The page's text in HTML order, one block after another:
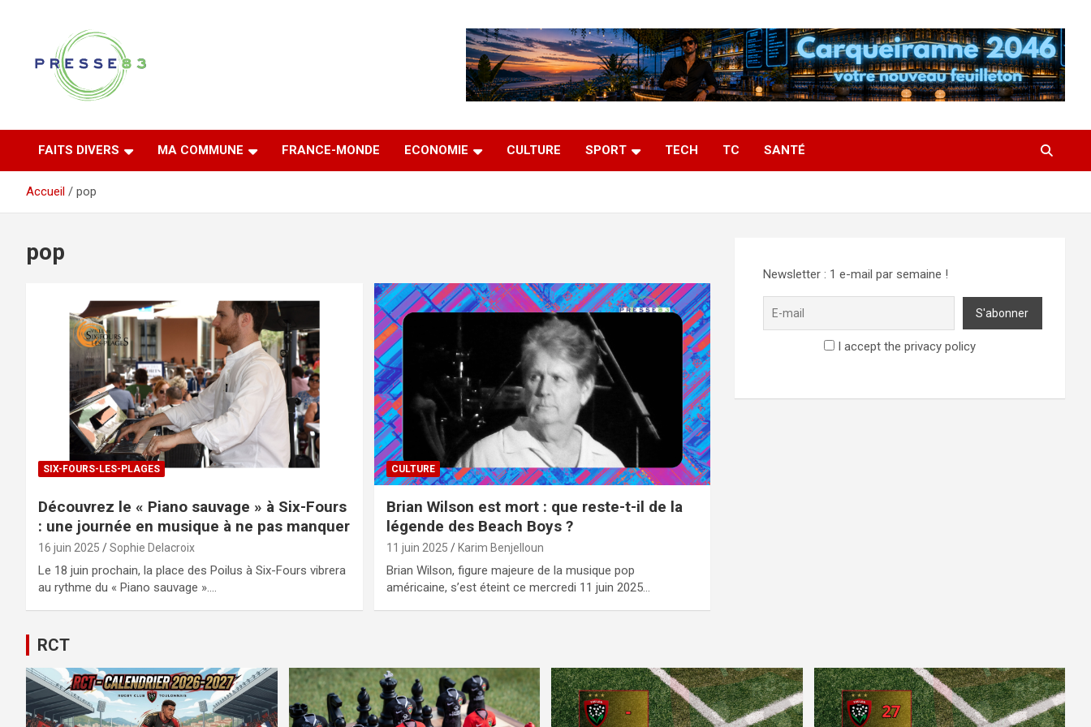
Presse 83
FAITS DIVERS MA COMMUNE FRANCE-MONDE ECONOMIE CULTURE SPORT TECH TC SANTÉ
Accueil pop
pop
SIX-FOURS-LES-PLAGES
Découvrez le « Piano sauvage » à Six-Fours
: une journée en musique à ne pas manquer
16 juin 2025 Sophie Delacroix
Le 18 juin prochain, la place des Poilus à Six-Fours vibrera
au rythme du « Piano sauvage ».…
CULTURE
Brian Wilson est mort : que reste-t-il de la
légende des Beach Boys ?
11 juin 2025 Karim Benjelloun
Brian Wilson, figure majeure de la musique pop
américaine, s’est éteint ce mercredi 11 juin 2025…
Newsletter : 1 e-mail par semaine !
I accept the privacy policy
RCT